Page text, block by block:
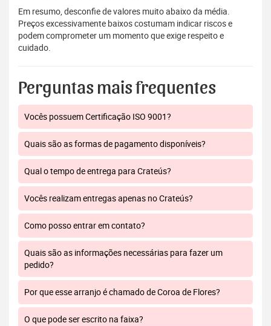
Em resumo, desconfie de valores muito abaixo da média.
Preços excessivamente baixos costumam indicar riscos e
podem comprometer um momento que exige respeito e
cuidado.
Perguntas mais frequentes
Vocês possuem Certificação ISO 9001?
Quais são as formas de pagamento disponíveis?
Qual o tempo de entrega para Crateús?
Vocês realizam entregas apenas no Crateús?
Como posso entrar em contato?
Quais são as informações necessárias para fazer um
pedido?
Por que esse arranjo é chamado de Coroa de Flores?
O que pode ser escrito na faixa?